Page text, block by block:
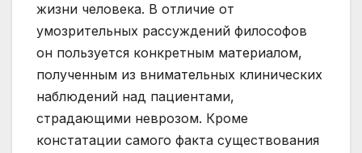
жизни человека. В отличие от
умозрительных рассуждений философов
он пользуется конкретным материалом,
полученным из внимательных клинических
наблюдений над пациентами,
страдающими неврозом. Кроме
констатации самого факта существования